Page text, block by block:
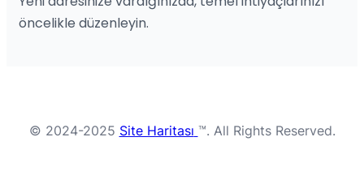
öncelikle düzenleyin.
© 2024-2025 Site Haritası ™. All Rights Reserved.